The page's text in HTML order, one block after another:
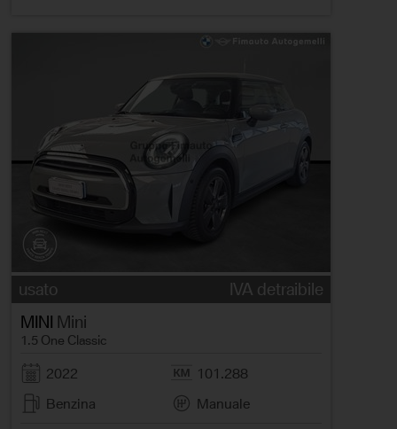
usato
IVA detraibile
MINI
Mini
1.5 One Classic
2022
101.288
Benzina
Manuale